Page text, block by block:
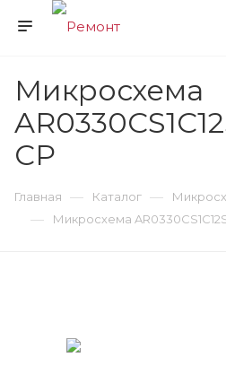
Микросхема
CP
Главная — Каталог —
— Микросхема